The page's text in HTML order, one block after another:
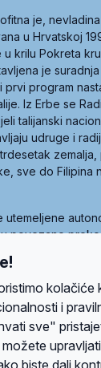
je,
u Hrvatskoj
krilu Pokreta
je
prvi program
Iz Erbe se
talijanski
udruge i
sve do Filipina
povezane
utemeljilo je
Radio Marija.
Prijatelji
kolačiće
i
sve"
biste dali